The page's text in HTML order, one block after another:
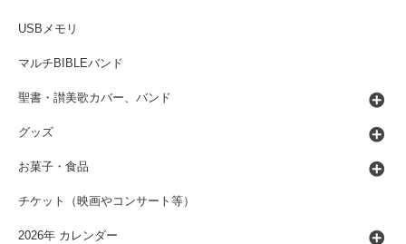
USBメモリ
マルチBIBLEバンド
聖書・讃美歌カバー、バンド
グッズ
お菓子・食品
チケット（映画やコンサート等）
2026年 カレンダー